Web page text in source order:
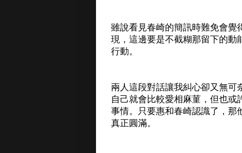
雖說看見春崎的簡訊時難免會覺
現，這邊要是不截糊那留下的動
行動。
兩人這段對話讓我糾心卻又無可
自己就會比較愛相麻菫，但也
事情。只要惠和春崎認識了，那
真正圓滿。